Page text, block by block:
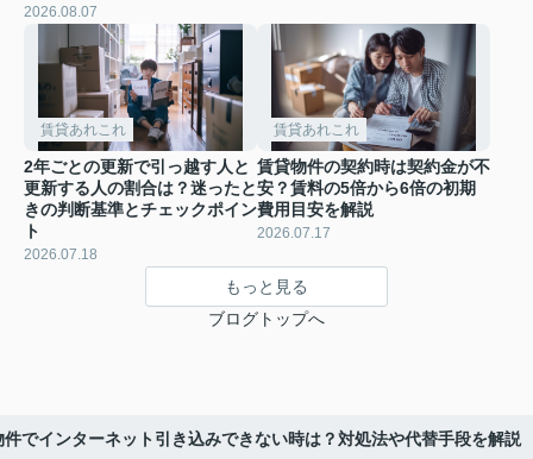
2026.08.07
賃貸あれこれ
2年ごとの更新で引っ越す人と
更新する人の割合は？迷ったと
きの判断基準とチェックポイン
ト
2026.07.18
賃貸あれこれ
賃貸物件の契約時は契約金が不
安？賃料の5倍から6倍の初期
費用目安を解説
2026.07.17
もっと見る
ブログトップへ
件でインターネット引き込みできない時は？対処法や代替手段を解説